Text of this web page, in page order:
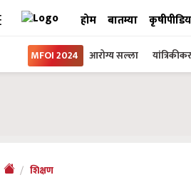
होम बातम्या
MFOI 2024 आरोग्य सल्ला
शिक्षण